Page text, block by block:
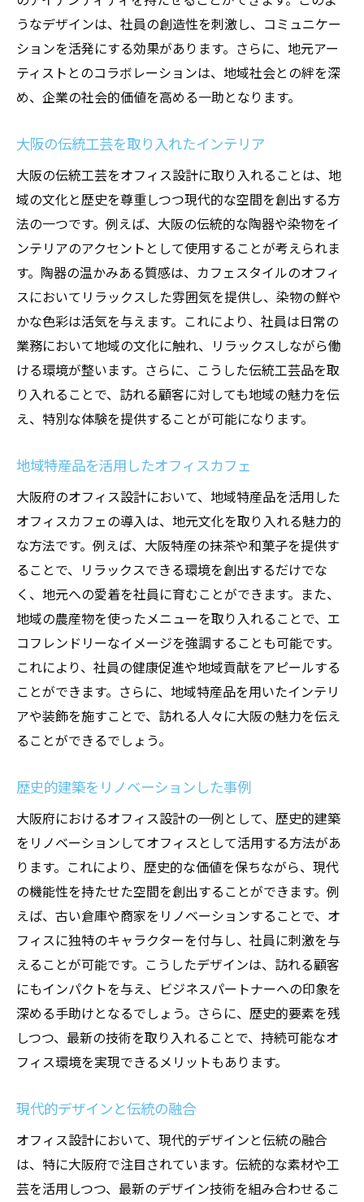
うなデザインは、社員の創造性を刺激し、コミュニケー
ションを活発にする効果があります。さらに、地元アー
ティストとのコラボレーションは、地域社会との絆を深
め、企業の社会的価値を高める一助となります。
大阪の伝統工芸を取り入れたインテリア
大阪の伝統工芸をオフィス設計に取り入れることは、地
域の文化と歴史を尊重しつつ現代的な空間を創出する方
法の一つです。例えば、大阪の伝統的な陶器や染物をイ
ンテリアのアクセントとして使用することが考えられま
す。陶器の温かみある質感は、カフェスタイルのオフィ
スにおいてリラックスした雰囲気を提供し、染物の鮮や
かな色彩は活気を与えます。これにより、社員は日常の
業務において地域の文化に触れ、リラックスしながら働
ける環境が整います。さらに、こうした伝統工芸品を取
り入れることで、訪れる顧客に対しても地域の魅力を伝
え、特別な体験を提供することが可能になります。
地域特産品を活用したオフィスカフェ
大阪府のオフィス設計において、地域特産品を活用した
オフィスカフェの導入は、地元文化を取り入れる魅力的
な方法です。例えば、大阪特産の抹茶や和菓子を提供す
ることで、リラックスできる環境を創出するだけでな
く、地元への愛着を社員に育むことができます。また、
地域の農産物を使ったメニューを取り入れることで、エ
コフレンドリーなイメージを強調することも可能です。
これにより、社員の健康促進や地域貢献をアピールする
ことができます。さらに、地域特産品を用いたインテリ
アや装飾を施すことで、訪れる人々に大阪の魅力を伝え
ることができるでしょう。
歴史的建築をリノベーションした事例
大阪府におけるオフィス設計の一例として、歴史的建築
をリノベーションしてオフィスとして活用する方法があ
ります。これにより、歴史的な価値を保ちながら、現代
の機能性を持たせた空間を創出することができます。例
えば、古い倉庫や商家をリノベーションすることで、オ
フィスに独特のキャラクターを付与し、社員に刺激を与
えることが可能です。こうしたデザインは、訪れる顧客
にもインパクトを与え、ビジネスパートナーへの印象を
深める手助けとなるでしょう。さらに、歴史的要素を残
しつつ、最新の技術を取り入れることで、持続可能なオ
フィス環境を実現できるメリットもあります。
現代的デザインと伝統の融合
オフィス設計において、現代的デザインと伝統の融合
は、特に大阪府で注目されています。伝統的な素材や工
芸を活用しつつ、最新のデザイン技術を組み合わせるこ